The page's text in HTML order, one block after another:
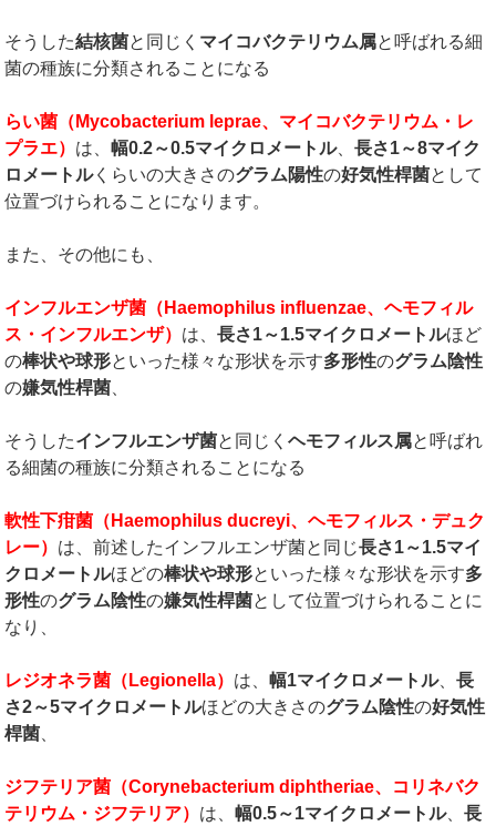
そうした結核菌と同じく マイコバクテリウム属と呼ばれる細
菌の種族に分類されることになる
らい菌（ Mycobacterium leprae、マイコバクテリウム・レ
プラエ） は、幅0.2～0.5マイクロメートル、長さ1～8マイク
ロメートルくらいの大きさのグラム陽性の好気性桿菌として
位置づけられることになります。
また、その他にも、
インフルエンザ菌（ Haemophilus influenzae、ヘモフィル
ス・インフルエンザ） は、長さ1～1.5マイクロメートルほど
の棒状や球形といった様々な形状を示す多形性のグラム陰性
の嫌気性桿菌
そうしたインフルエンザ菌と同じくヘモフィルス属と呼ばれ
る細菌の種族に分類されることになる
軟性下疳菌（ Haemophilus ducreyi、ヘモフィルス・デュク
レー） は、前述したインフルエンザ菌と同じ長さ1～1.5マイ
クロメートルほどの棒状や球形といった様々な形状を示す多
形性のグラム陰性の嫌気性桿菌として位置づけられることに
なり、
レジオネラ菌（ Legionella） は、幅1マイクロメートル、長
さ2～5マイクロメートルほどの大きさのグラム陰性の好気性
桿菌
ジフテリア菌（Corynebacterium diphtheriae、コリネバク
テリウム・ジフテリア） は、幅0.5～1マイクロメートル、長